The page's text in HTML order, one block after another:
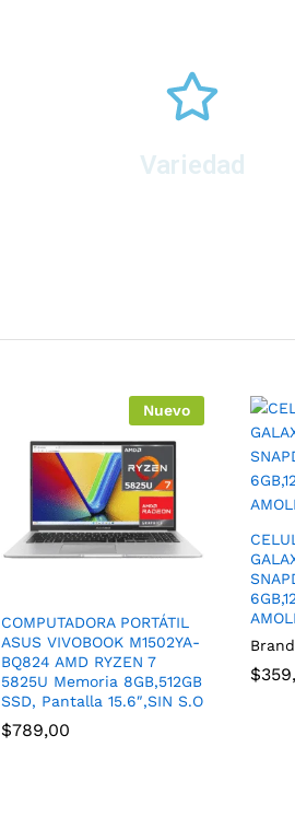
Variedad
Nuevo
COMPUTADORA PORTÁTIL
ASUS VIVOBOOK M1502YA-
BQ824 AMD RYZEN 7
5825U Memoria 8GB,512GB
SSD, Pantalla 15.6″,SIN S.O
$789,00
$